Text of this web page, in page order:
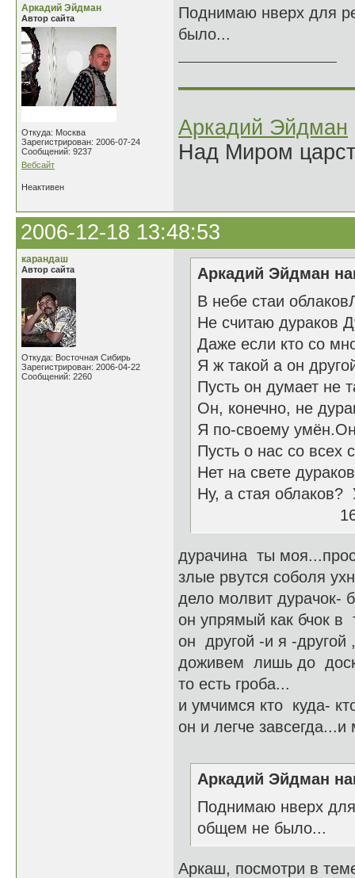
Аркадий Эйдман
Автор сайта
Откуда: Москва
Зарегистрирован: 2006-07-24
Сообщений: 9237
Вебсайт
Поднимаю нверх для
было...
Аркадий Эйдман
Над Миром
Неактивен
2006-12-18 13:48:53
карандаш
Автор сайта
Откуда: Восточная Сибирь
Зарегистрирован: 2006-04-22
Сообщений: 2260
Аркадий Эйдман
В небе стаи
Не считаю дураков
Даже если кто со
Я ж такой а он
Пусть он думает не
Он, конечно, не
Я по-своему
Пусть о нас со всех
Нет на свете
Ну, а стая
16-
дурачина ты
злые рвутся соболя
дело молвит дурачок-
он упрямый как бчок в
он другой -и я -другой
доживем лишь до
то есть гроба...
и умчимся кто куда-
он и легче завсегда...и
Аркадий Эйдман
Поднимаю нверх для
общем не было...
Аркаш, посмотри в